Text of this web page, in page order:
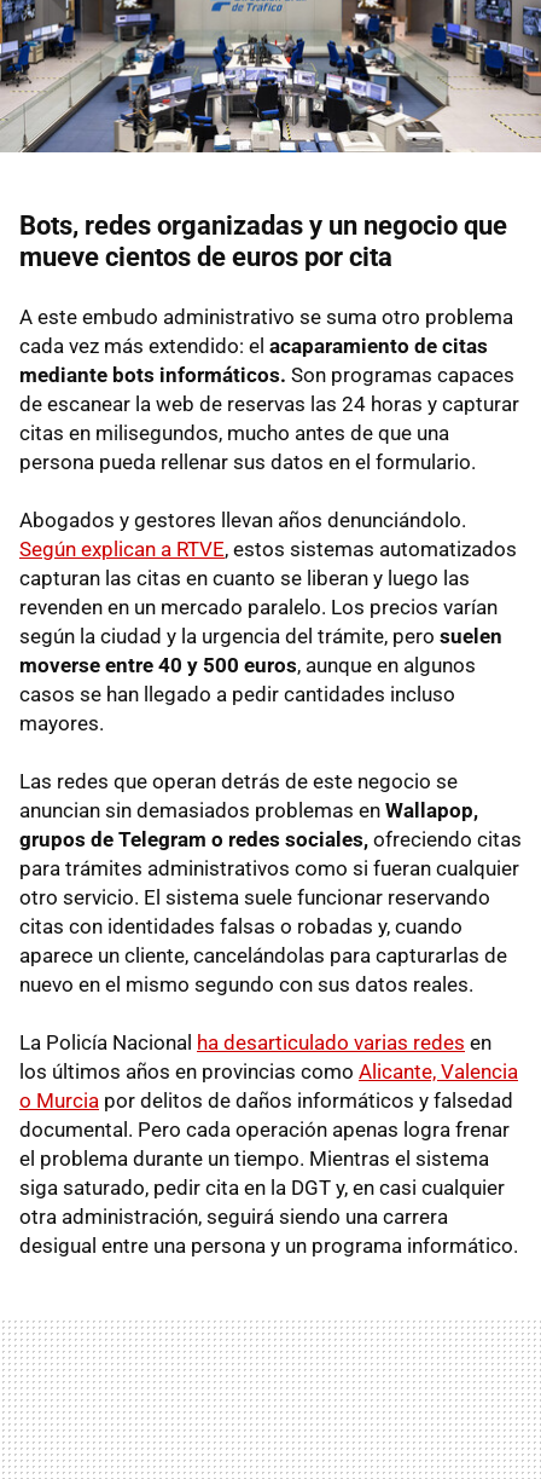
Bots, redes organizadas y un negocio que
mueve cientos de euros por cita
A este embudo administrativo se suma otro problema
cada vez más extendido: el acaparamiento de citas
mediante bots informáticos. Son programas capaces
de escanear la web de reservas las 24 horas y capturar
citas en milisegundos, mucho antes de que una
persona pueda rellenar sus datos en el formulario.
Abogados y gestores llevan años denunciándolo.
Según explican a RTVE, estos sistemas automatizados
capturan las citas en cuanto se liberan y luego las
revenden en un mercado paralelo. Los precios varían
según la ciudad y la urgencia del trámite, pero suelen
moverse entre 40 y 500 euros, aunque en algunos
casos se han llegado a pedir cantidades incluso
mayores.
Las redes que operan detrás de este negocio se
anuncian sin demasiados problemas en Wallapop,
grupos de Telegram o redes sociales, ofreciendo citas
para trámites administrativos como si fueran cualquier
otro servicio. El sistema suele funcionar reservando
citas con identidades falsas o robadas y, cuando
aparece un cliente, cancelándolas para capturarlas de
nuevo en el mismo segundo con sus datos reales.
La Policía Nacional ha desarticulado varias redes en
los últimos años en provincias como Alicante, Valencia
o Murcia por delitos de daños informáticos y falsedad
documental. Pero cada operación apenas logra frenar
el problema durante un tiempo. Mientras el sistema
siga saturado, pedir cita en la DGT y, en casi cualquier
otra administración, seguirá siendo una carrera
desigual entre una persona y un programa informático.